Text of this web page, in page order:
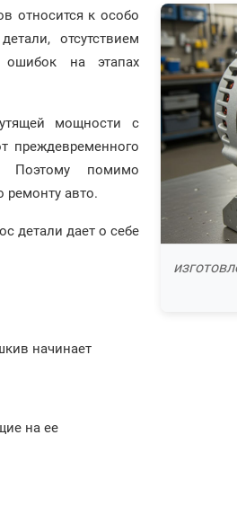
относится к особо
отсутствием
на этапах
мощности с
преждевременного
помимо
ремонту авто.
детали дает о себе
начинает
на ее